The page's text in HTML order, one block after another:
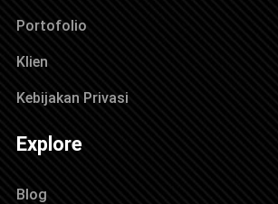
Portofolio
Klien
Kebijakan Privasi
Explore
Blog